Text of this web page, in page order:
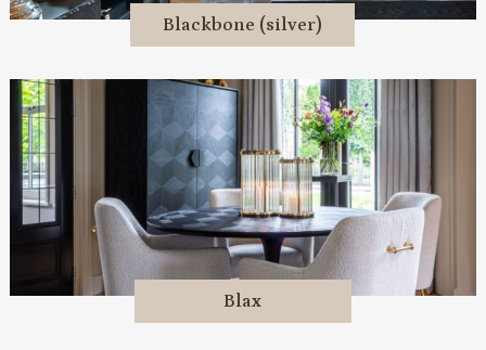
Blackbone (silver)
Blax